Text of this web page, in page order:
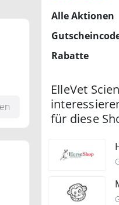
Alle Aktionen
Rabatte
ElleVet
für diese